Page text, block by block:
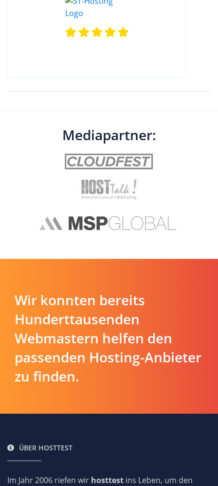
Mediapartner:
Wir konnten bereits
Hunderttausenden
Webmastern helfen den
passenden Hosting-Anbieter
zu finden.
ÜBER HOSTTEST
Im Jahr 2006 riefen wir hosttest ins Leben, um den